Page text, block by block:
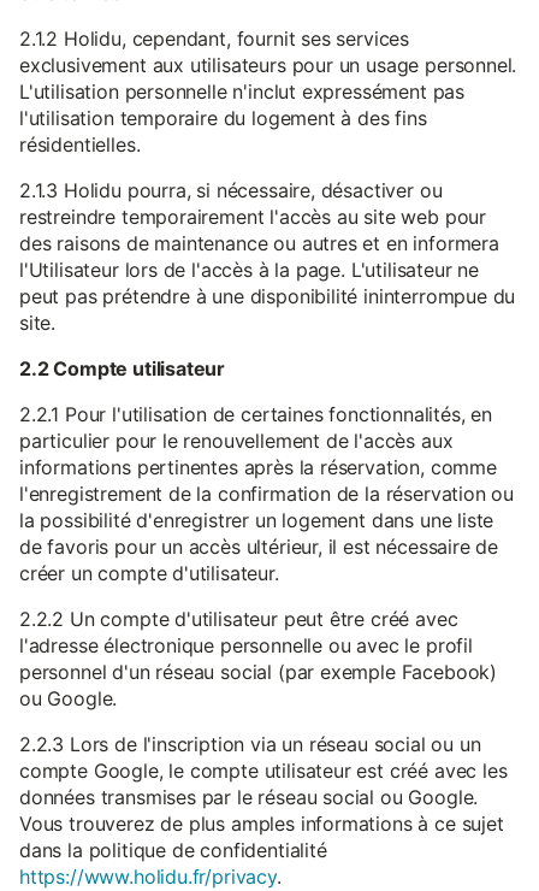
2.1.2 Holidu, cependant, fournit ses services
exclusivement aux utilisateurs pour un usage personnel.
L'utilisation personnelle n'inclut expressément pas
l'utilisation temporaire du logement à des fins
résidentielles.
2.1.3 Holidu pourra, si nécessaire, désactiver ou
restreindre temporairement l'accès au site web pour
des raisons de maintenance ou autres et en informera
l'Utilisateur lors de l'accès à la page. L'utilisateur ne
peut pas prétendre à une disponibilité ininterrompue du
site.
2.2 Compte utilisateur
2.2.1 Pour l'utilisation de certaines fonctionnalités, en
particulier pour le renouvellement de l'accès aux
informations pertinentes après la réservation, comme
l'enregistrement de la confirmation de la réservation ou
la possibilité d'enregistrer un logement dans une liste
de favoris pour un accès ultérieur, il est nécessaire de
créer un compte d'utilisateur.
2.2.2 Un compte d'utilisateur peut être créé avec
l'adresse électronique personnelle ou avec le profil
personnel d'un réseau social (par exemple Facebook)
ou Google.
2.2.3 Lors de l'inscription via un réseau social ou un
compte Google, le compte utilisateur est créé avec les
données transmises par le réseau social ou Google.
Vous trouverez de plus amples informations à ce sujet
dans la politique de confidentialité
https://www.holidu.fr/privacy.